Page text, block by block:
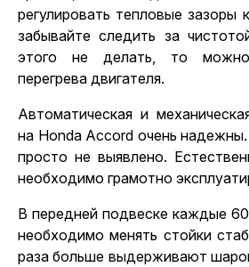
регулировать тепловые зазоры
забывайте следить за
этого не делать, то
перегрева двигателя.
Автоматическая и
на Honda Accord очень
просто не выявлено.
необходимо грамотно
В передней подвеске каждые
необходимо менять стойки
раза больше выдерживают